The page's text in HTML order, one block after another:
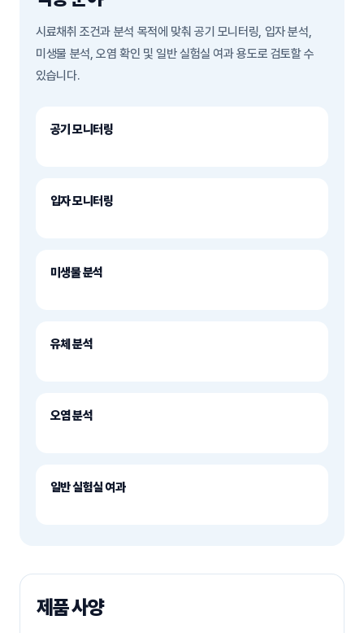
시료채취 조건과 분석 목적에 맞춰 공기 모니터링, 입자 분석,
미생물 분석, 오염 확인 및 일반 실험실 여과 용도로 검토할 수
있습니다.
공기 모니터링
입자 모니터링
미생물 분석
유체 분석
오염 분석
일반 실험실 여과
제품 사양